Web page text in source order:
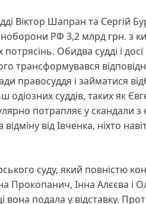
Віктор Шапран та Сергій
РФ 3,2 млрд грн. з
потрясінь. Обидва судді і
трансформувався
правосуддя і займатися
одіозних суддів, таких як
потрапляє у скандали
від Івченка, ніхто
суду, який повністю
Прокопанич, Інна Алєєва і
подала у відставку.